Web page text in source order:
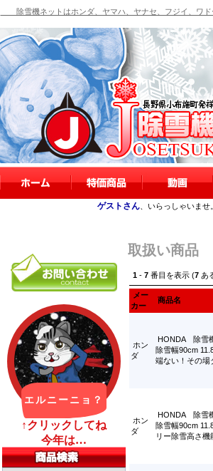
除雪機ネットはホンダ、ヤマハ、ヤナセ、フジイ、ワド
ゲストさん 、いらっしゃいま
取扱い商品
1 - 7 番目を表示 (7 あ
メー
カー
商品名
ホン
ダ
HONDA 除雪
除雪幅90cm
端ない！その場
ホン
ダ
HONDA 除雪
除雪幅90cm
リー除雪高さ機